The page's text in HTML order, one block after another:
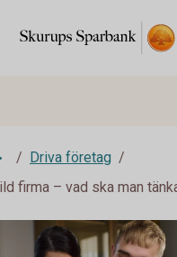
Driva företag
firma – vad ska man